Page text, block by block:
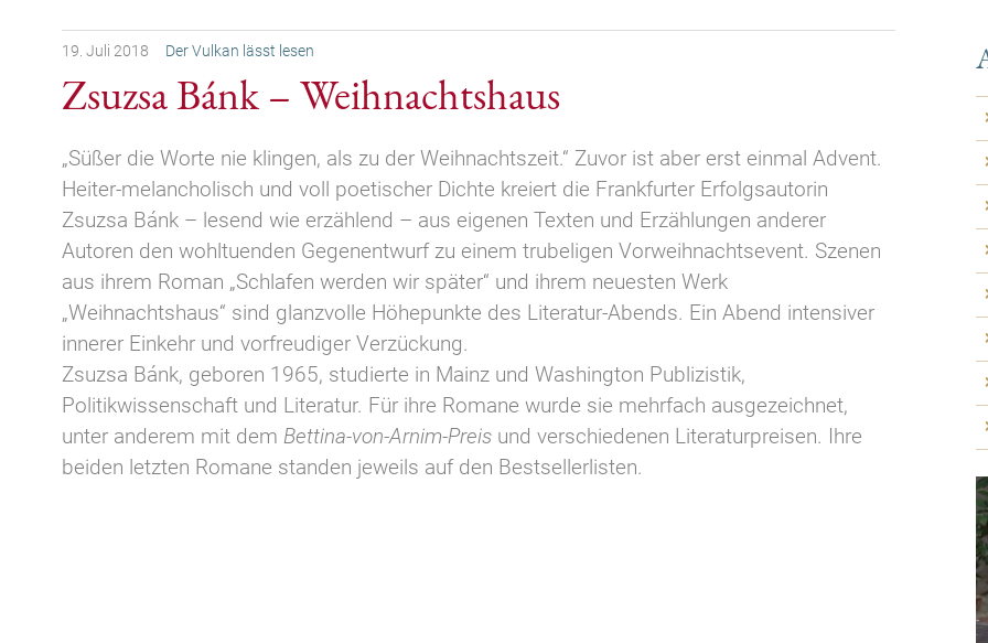
19. Juli 2018 Der Vulkan lässt lesen
Zsuzsa Bánk – Weihnachtshaus
„Süßer die Worte nie klingen, als zu der Weihnachtszeit.“ Zuvor ist aber erst einmal Advent.
Heiter-melancholisch und voll poetischer Dichte kreiert die Frankfurter Erfolgsautorin
Zsuzsa Bánk – lesend wie erzählend – aus eigenen Texten und Erzählungen anderer
Autoren den wohltuenden Gegenentwurf zu einem trubeligen Vorweihnachtsevent. Szenen
aus ihrem Roman „Schlafen werden wir später“ und ihrem neuesten Werk
„Weihnachtshaus“ sind glanzvolle Höhepunkte des Literatur-Abends. Ein Abend intensiver
innerer Einkehr und vorfreudiger Verzückung.
Zsuzsa Bánk, geboren 1965, studierte in Mainz und Washington Publizistik,
Politikwissenschaft und Literatur. Für ihre Romane wurde sie mehrfach ausgezeichnet,
unter anderem mit dem Bettina-von-Arnim-Preis und verschiedenen Literaturpreisen. Ihre
beiden letzten Romane standen jeweils auf den Bestsellerlisten.